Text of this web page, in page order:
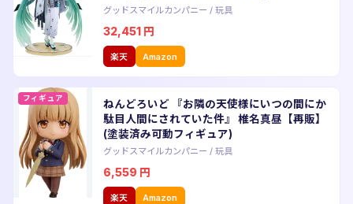
グッドスマイルカンパニー / 玩具
32,451 円
楽天 Amazon
フィギュア
ねんどろいど 『お隣の天使様にいつの間にか
駄目人間にされていた件』 椎名真昼【再販】
(塗装済み可動フィギュア)
グッドスマイルカンパニー / 玩具
6,559 円
楽天 Amazon